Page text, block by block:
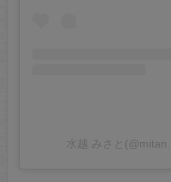
水越 みさと